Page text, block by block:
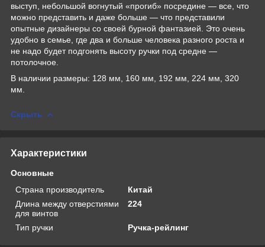
выступ, небольшой вогнутый «прогиб» посредине — все, что
можно представить и даже больше — что представили
опытные дизайнеры со своей бурной фантазией. Это очень
удобно в семье, где два и больше человека разного роста и
не надо будет подгонять высоту ручки под средне —
потолочное.
В наличии размеры: 128 мм, 160 мм, 192 мм, 224 мм, 320
мм.
Скрыть
Характеристики
Основные
Страна производитель
Китай
Длина между отверстиями
для винтов
224
Тип ручки Ручка-рейлинг